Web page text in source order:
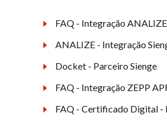
FAQ - Integração ANALIZE
ANALIZE - Integração
Docket - Parceiro Sienge
FAQ - Integração ZEPP
FAQ - Certificado Digital -